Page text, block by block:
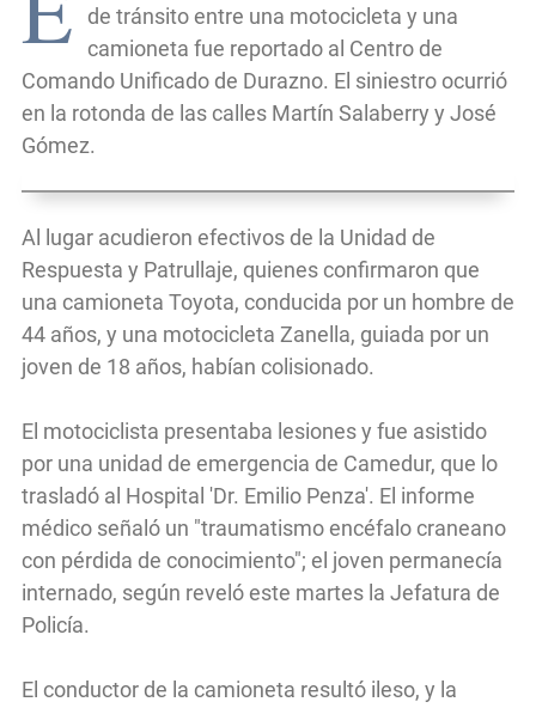
de tránsito entre una motocicleta y una
camioneta fue reportado al Centro de
Comando Unificado de Durazno. El siniestro ocurrió
en la rotonda de las calles Martín Salaberry y José
Gómez.
Al lugar acudieron efectivos de la Unidad de
Respuesta y Patrullaje, quienes confirmaron que
una camioneta Toyota, conducida por un hombre de
44 años, y una motocicleta Zanella, guiada por un
joven de 18 años, habían colisionado.
El motociclista presentaba lesiones y fue asistido
por una unidad de emergencia de Camedur, que lo
trasladó al Hospital 'Dr. Emilio Penza'. El informe
médico señaló un "traumatismo encéfalo craneano
con pérdida de conocimiento"; el joven permanecía
internado, según reveló este martes la Jefatura de
Policía.
El conductor de la camioneta resultó ileso, y la